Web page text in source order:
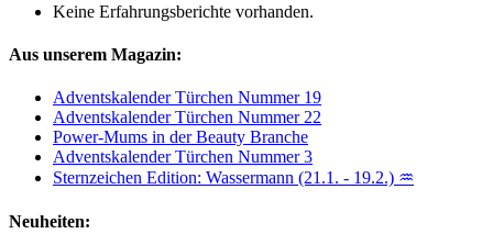
Keine Erfahrungsberichte vorhanden.
Aus unserem Magazin:
Adventskalender Türchen Nummer 19
Adventskalender Türchen Nummer 22
Power-Mums in der Beauty Branche
Adventskalender Türchen Nummer 3
Sternzeichen Edition: Wassermann (21.1. - 19.2.) ♒
Neuheiten: